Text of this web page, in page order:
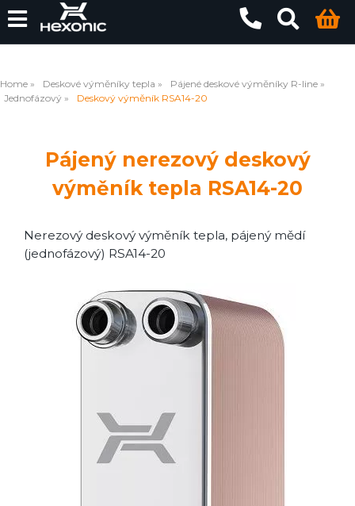
Home Deskové výměníky tepla
Pájené deskové výměníky R-line
Jednofázový
Deskový výměník RSA14-20
Pájený nerezový deskový
výměník tepla RSA14-20
Nerezový deskový výměník tepla, pájený mědí
(jednofázový) RSA14-20